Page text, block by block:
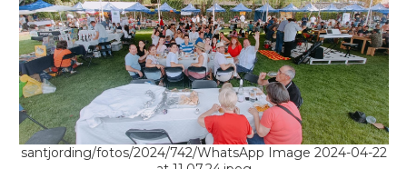
santjording/fotos/2024/742/WhatsApp Image 2024-04-22